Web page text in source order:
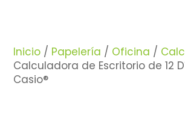
Inicio / Papelería / Oficina /
Calculadora de Escritorio de 12
Casio®